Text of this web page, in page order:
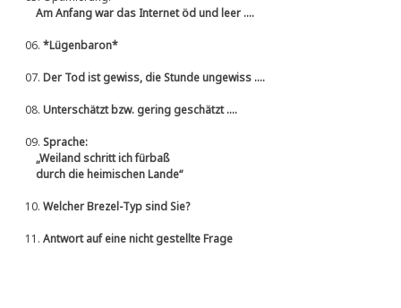
Am Anfang war das Internet öd und leer ....
06.*Lügenbaron*
07.Der Tod ist gewiss, die Stunde ungewiss ....
08.Unterschätzt bzw. gering geschätzt ....
09.Sprache:
„Weiland schritt ich fürbaß
durch die heimischen Lande“
10.Welcher Brezel-Typ sind Sie?
11.Antwort auf eine nicht gestellte Frage